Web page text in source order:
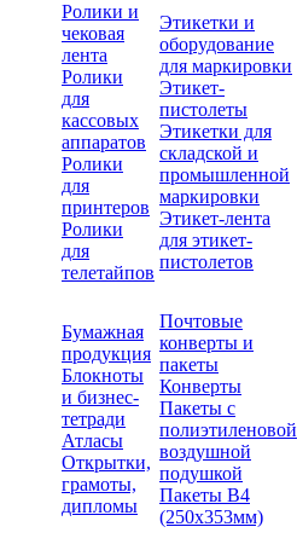
Ролики и
чековая
лента
Ролики
для
кассовых
аппаратов
Ролики
для
принтеров
Ролики
для
телетайпов
Этикетки и
оборудование
для маркировки
Этикет-
пистолеты
Этикетки для
складской и
промышленной
маркировки
Этикет-лента
для этикет-
пистолетов
Бумажная
продукция
Блокноты
и бизнес-
тетради
Атласы
Открытки,
грамоты,
дипломы
Почтовые
конверты и
пакеты
Конверты
Пакеты с
полиэтиленовой
воздушной
подушкой
Пакеты В4
(250х353мм)